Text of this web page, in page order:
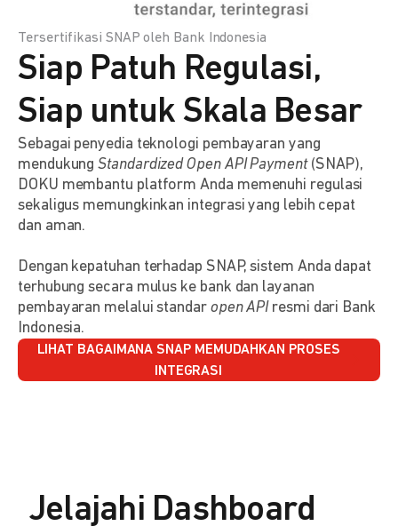
Tersertifikasi SNAP oleh Bank Indonesia
Siap Patuh Regulasi,
Siap untuk Skala Besar
Sebagai penyedia teknologi pembayaran yang
mendukungStandardized Open API Payment(SNAP),
DOKU membantu platform Anda memenuhi regulasi
sekaligus memungkinkan integrasi yang lebih cepat
dan aman.
Dengan kepatuhan terhadap SNAP, sistem Anda dapat
terhubung secara mulus ke bank dan layanan
pembayaran melalui standar open APIresmi dari Bank
Indonesia.
LIHAT BAGAIMANA SNAP MEMUDAHKAN PROSES
INTEGRASI
Jelajahi Dashboard